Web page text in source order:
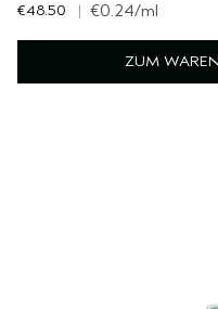
€48.50 | €0.24/ml
ZUM